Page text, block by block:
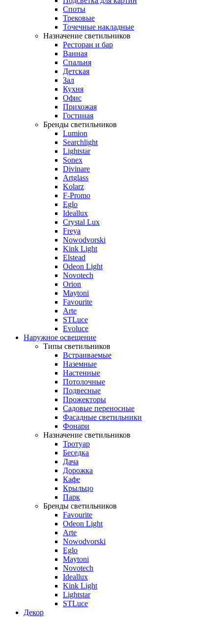
Споты
Трековые
Точечные накладные
Назначение светильников
Ресторан и бар
Ванная
Спальня
Детская
Зал
Кухня
Офис
Прихожая
Гостиная
Бренды светильников
Lumion
Searchlight
Lightstar
Sonex
Divinare
Artglass
Kolarz
F-Promo
Eglo
Ideallux
Crystal Lux
Freya
Nowodvorski
Kink Light
Elstead
Odeon Light
Novotech
Orion
Maytoni
Favourite
Arte
STLuce
Evoluce
Наружное освещение
Типы светильников
Встраиваемые
Наземные
Настенные
Потолочные
Подвесные
Прожекторы
Садовые переносные
Фасадные светильники
Фонари
Назначение светильников
Тротуар
Беседка
Дача
Дорожка
Кафе
Крыльцо
Парк
Бренды светильников
Favourite
Odeon Light
Arte
Nowodvorski
Eglo
Maytoni
Novotech
Ideallux
Kink Light
Lightstar
STLuce
Декор